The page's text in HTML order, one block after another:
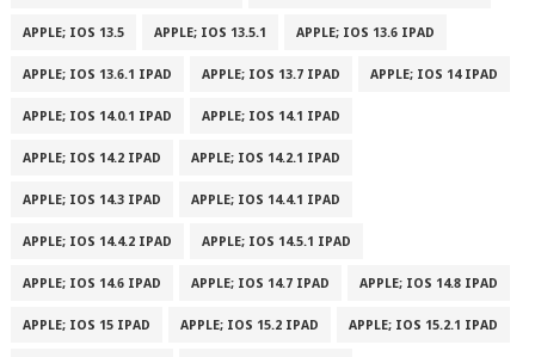
APPLE; IOS 13.5 APPLE; IOS 13.5.1 APPLE; IOS 13.6 IPAD
APPLE; IOS 13.6.1 IPAD APPLE; IOS 13.7 IPAD APPLE; IOS 14 IPAD
APPLE; IOS 14.0.1 IPAD APPLE; IOS 14.1 IPAD
APPLE; IOS 14.2 IPAD APPLE; IOS 14.2.1 IPAD
APPLE; IOS 14.3 IPAD APPLE; IOS 14.4.1 IPAD
APPLE; IOS 14.4.2 IPAD APPLE; IOS 14.5.1 IPAD
APPLE; IOS 14.6 IPAD APPLE; IOS 14.7 IPAD APPLE; IOS 14.8 IPAD
APPLE; IOS 15 IPAD APPLE; IOS 15.2 IPAD APPLE; IOS 15.2.1 IPAD